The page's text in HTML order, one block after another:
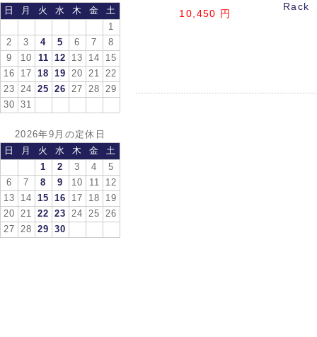
日
月 火 水 木 金
土
1
2
3 4 5 6 7
8
9
10 11 12 13 14
15
16
17 18 19 20 21
22
23
24 25 26 27 28
29
30
31
2026年9月の定休日
日
月 火 水 木 金
土
1
2 3 4
5
6
7 8 9 10 11
12
13
14 15 16 17 18
19
20
21 22 23 24 25
26
27
28 29 30
10,450 円
Rack